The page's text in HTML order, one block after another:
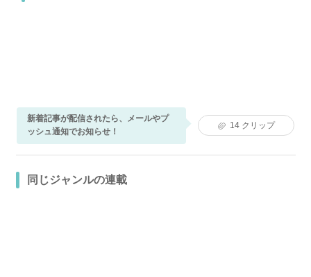
新着記事が配信されたら、メールやプ
ッシュ通知でお知らせ！
14クリップ
同じジャンルの連載